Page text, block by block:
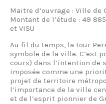
Maitre d’ouvrage : Ville de
Montant de l’étude : 49
et VISU
Au fil du temps, la tour
symbole de la ville. C’est
cours) dans l’intention de
imposée comme une
projet de territoire
l’importance de la ville
et de l’esprit pionnier de